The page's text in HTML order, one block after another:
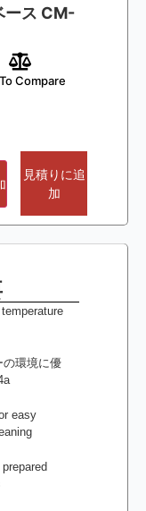
ース CM-
Compare
見積りに追
加
の環境に優
easy